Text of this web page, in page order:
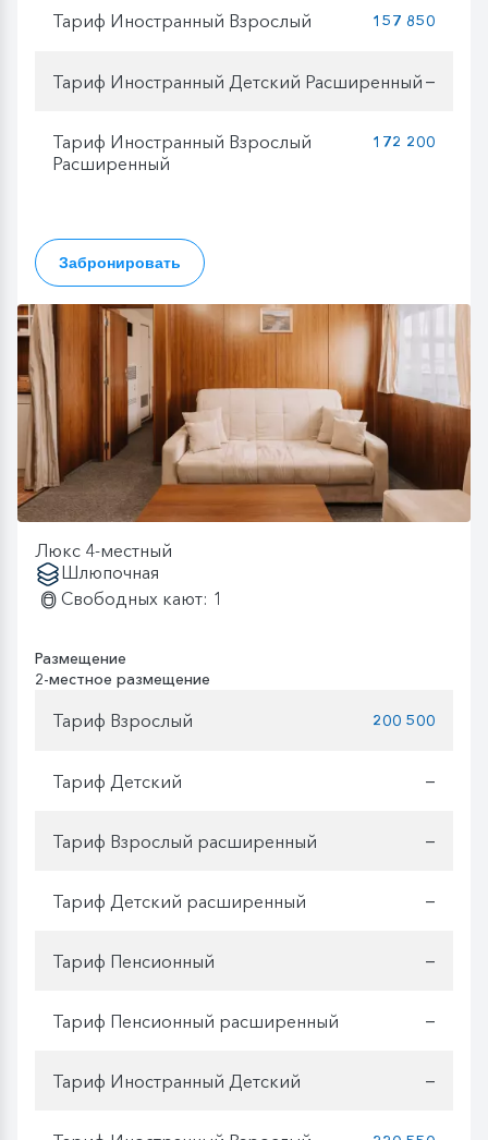
Тариф Иностранный Взрослый 157 850
Тариф Иностранный Детский Расширенный —
Тариф Иностранный Взрослый
Расширенный
172 200
Забронировать
Люкс 4-местный
Шлюпочная
Свободных кают: 1
Размещение
2-местное размещение
Тариф Взрослый 200 500
Тариф Детский —
Тариф Взрослый расширенный —
Тариф Детский расширенный —
Тариф Пенсионный —
Тариф Пенсионный расширенный —
Тариф Иностранный Детский —